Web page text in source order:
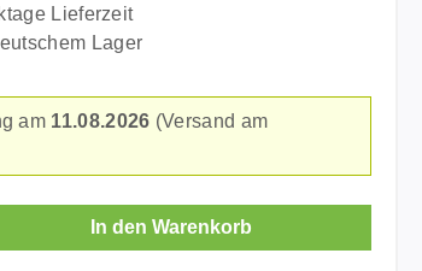
Lieferzeit
Lager
am 11.08.2026 (Versand am
den gewünschten Wert ein
In den Warenkorb